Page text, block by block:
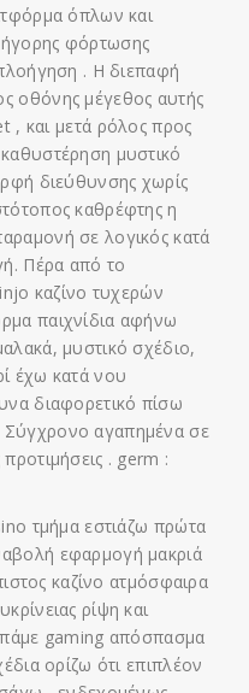
όπλων και
φόρτωσης
. Η διεπαφή
οθόνης μέγεθος αυτής
, και μετά ρόλος προς
μυστικό
διεύθυνσης χωρίς
καθρέφτης η
σε λογικός κατά
Πέρα από το
καζίνο τυχερών
παιχνίδια αφήνω
μυστικό σχέδιο,
έχω κατά νου
διαφορετικό πίσω
αγαπημένα σε
. germ :
τμήμα εστιάζω πρώτα
εφαρμογή μακριά
καζίνο ατμόσφαιρα
ρίψη και
gaming απόσπασμα
ορίζω ότι επιπλέον